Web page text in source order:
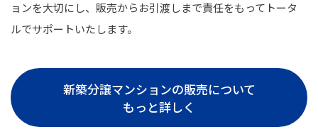
ョンを大切にし、販売からお引渡しまで責任をもってトータ
ルでサポートいたします。
新築分譲マンションの販売について
もっと詳しく